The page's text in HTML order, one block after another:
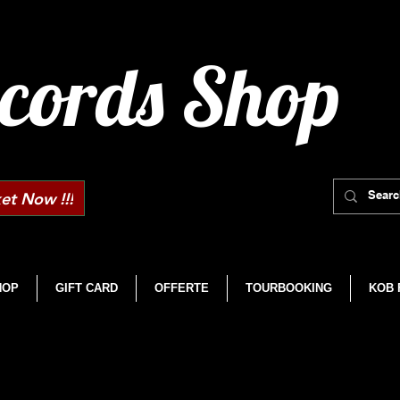
Shop
Now !!!
GIFT CARD OFFERTE TOURBOOKING KOB